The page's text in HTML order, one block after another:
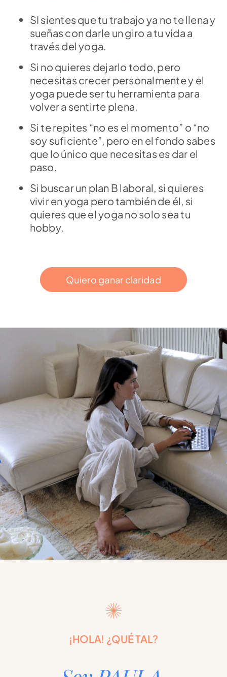
SI sientes que tu trabajo ya no te llena y
sueñas con darle un giro a tu vida a
través del yoga.
Si no quieres dejarlo todo, pero
necesitas crecer personalmente y el
yoga puede ser tu herramienta para
volver a sentirte plena.
Si te repites “no es el momento” o “no
soy suficiente”, pero en el fondo sabes
que lo único que necesitas es dar el
paso.
Si buscar un plan B laboral, si quieres
vivir en yoga pero también de él, si
quieres que el yoga no solo sea tu
hobby.
Quiero ganar claridad
¡HOLA! ¿QUÉ TAL?